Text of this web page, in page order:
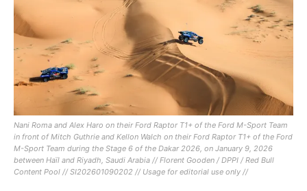
Nani Roma and Alex Haro on their Ford Raptor T1+ of the Ford M-Sport Team
in front of Mitch Guthrie and Kellon Walch on their Ford Raptor T1+ of the Ford
M-Sport Team during the Stage 6 of the Dakar 2026, on January 9, 2026
between Haïl and Riyadh, Saudi Arabia // Florent Gooden / DPPI / Red Bull
Content Pool // SI202601090202 // Usage for editorial use only //